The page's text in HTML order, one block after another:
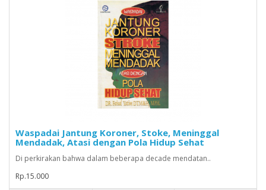
Waspadai Jantung Koroner, Stoke, Meninggal
Mendadak, Atasi dengan Pola Hidup Sehat
Di perkirakan bahwa dalam beberapa decade mendatan..
Rp.15.000